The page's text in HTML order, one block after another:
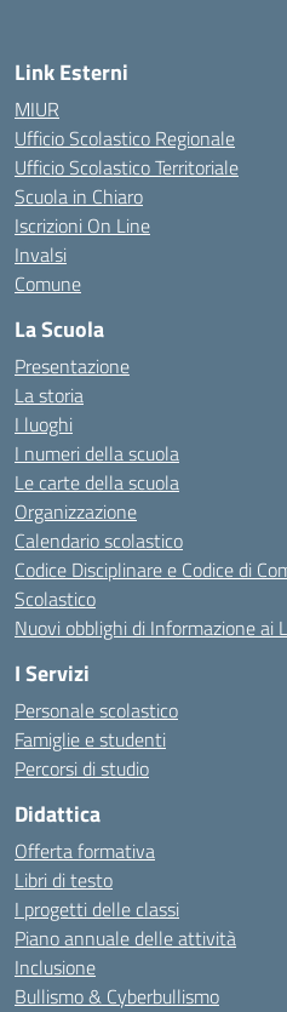
Link Esterni
MIUR
Ufficio Scolastico Regionale
Ufficio Scolastico Territoriale
Scuola in Chiaro
Iscrizioni On Line
Invalsi
Comune
La Scuola
Presentazione
La storia
I luoghi
I numeri della scuola
Le carte della scuola
Organizzazione
Calendario scolastico
Codice Disciplinare e Codice di
Scolastico
Nuovi obblighi di Informazione ai
I Servizi
Personale scolastico
Famiglie e studenti
Percorsi di studio
Didattica
Offerta formativa
Libri di testo
I progetti delle classi
Piano annuale delle attività
Inclusione
Bullismo & Cyberbullismo